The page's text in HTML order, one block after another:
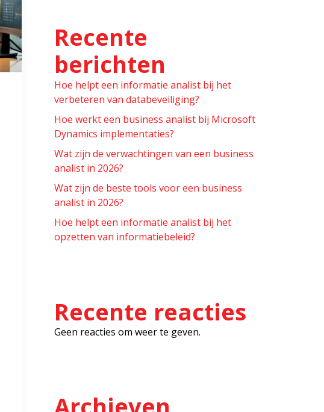
Recente
berichten
Hoe helpt een informatie analist bij het
verbeteren van databeveiliging?
Hoe werkt een business analist bij Microsoft
Dynamics implementaties?
Wat zijn de verwachtingen van een business
analist in 2026?
Wat zijn de beste tools voor een business
analist in 2026?
Hoe helpt een informatie analist bij het
opzetten van informatiebeleid?
Recente reacties
Geen reacties om weer te geven.